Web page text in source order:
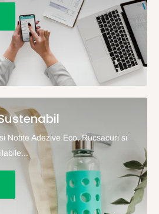
Notite Adezive Eco, Rucsacuri si